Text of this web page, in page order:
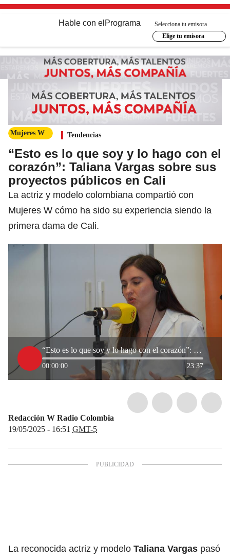
Hable con el Programa
Selecciona tu emisora
Elige tu emisora
Mujeres W Tendencias
“Esto es lo que soy y lo hago con el
corazón”: Taliana Vargas sobre sus
proyectos públicos en Cali
La actriz y modelo colombiana compartió con
Mujeres W cómo ha sido su experiencia siendo la
primera dama de Cali.
“Esto es lo que soy y lo hago con el corazón”: Taliana Vargas sobre sus proyectos públicos en Cali
00:00:00 23:37
Redacción W Radio Colombia
19/05/2025 - 16:51 GMT-5
La reconocida actriz y modelo Taliana Vargas pasó